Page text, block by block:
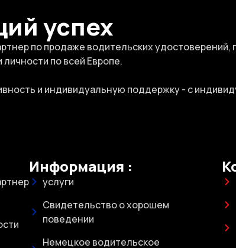
успех
по продаже водительских удостоверений,
по всей Европе.
и индивидуальную поддержку - с
Информация :
услуги
Свидетельство о хорошем
поведении
Немецкое водительское